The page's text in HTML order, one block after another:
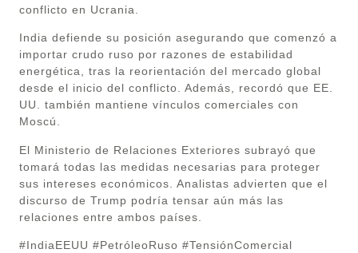
conflicto en Ucrania.
India defiende su posición asegurando que comenzó a
importar crudo ruso por razones de estabilidad
energética, tras la reorientación del mercado global
desde el inicio del conflicto. Además, recordó que EE.
UU. también mantiene vínculos comerciales con
Moscú.
El Ministerio de Relaciones Exteriores subrayó que
tomará todas las medidas necesarias para proteger
sus intereses económicos. Analistas advierten que el
discurso de Trump podría tensar aún más las
relaciones entre ambos países.
#IndiaEEUU #PetróleoRuso #TensiónComercial